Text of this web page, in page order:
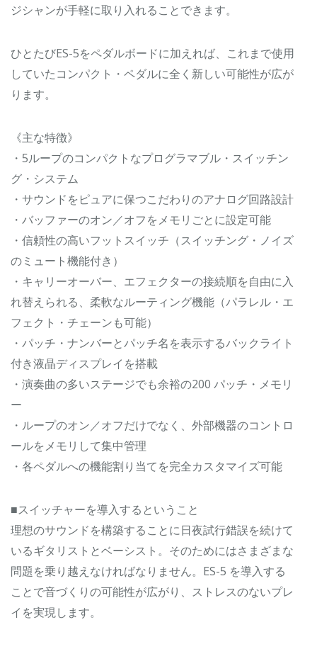
ジシャンが手軽に取り入れることできます。
ひとたびES-5をペダルボードに加えれば、これまで使用
していたコンパクト・ペダルに全く新しい可能性が広が
ります。
《主な特徴》
・5ループのコンパクトなプログラマブル・スイッチン
グ・システム
・サウンドをピュアに保つこだわりのアナログ回路設計
・バッファーのオン／オフをメモリごとに設定可能
・信頼性の高いフットスイッチ（スイッチング・ノイズ
のミュート機能付き）
・キャリーオーバー、エフェクターの接続順を自由に入
れ替えられる、柔軟なルーティング機能（パラレル・エ
フェクト・チェーンも可能）
・パッチ・ナンバーとパッチ名を表示するバックライト
付き液晶ディスプレイを搭載
・演奏曲の多いステージでも余裕の200 パッチ・メモリ
ー
・ループのオン／オフだけでなく、外部機器のコントロ
ールをメモリして集中管理
・各ペダルへの機能割り当てを完全カスタマイズ可能
■スイッチャーを導入するということ
理想のサウンドを構築することに日夜試行錯誤を続けて
いるギタリストとベーシスト。そのためにはさまざまな
問題を乗り越えなければなりません。ES-5 を導入する
ことで音づくりの可能性が広がり、ストレスのないプレ
イを実現します。